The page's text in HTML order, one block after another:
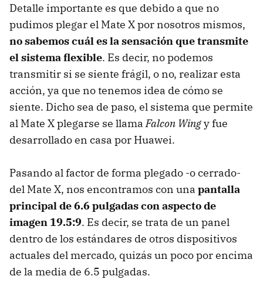
Detalle importante es que debido a que no
pudimos plegar el Mate X por nosotros mismos,
no sabemos cuál es la sensación que transmite
el sistema flexible. Es decir, no podemos
transmitir si se siente frágil, o no, realizar esta
acción, ya que no tenemos idea de cómo se
siente. Dicho sea de paso, el sistema que permite
al Mate X plegarse se llamaFalcon Wingy fue
desarrollado en casa por Huawei.
Pasando al factor de forma plegado -o cerrado-
del Mate X, nos encontramos con una pantalla
principal de 6.6 pulgadas con aspecto de
imagen 19.5:9. Es decir, se trata de un panel
dentro de los estándares de otros dispositivos
actuales del mercado, quizás un poco por encima
de la media de 6.5 pulgadas.